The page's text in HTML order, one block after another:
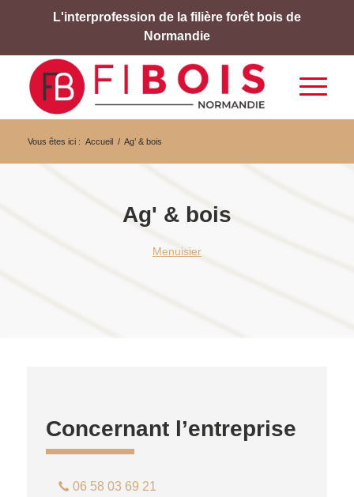
L'interprofession de la filière forêt bois de
Normandie
Vous êtes ici : Accueil / Ag’ & bois
Ag' & bois
Menuisier
Concernant l’entreprise
06 58 03 69 21